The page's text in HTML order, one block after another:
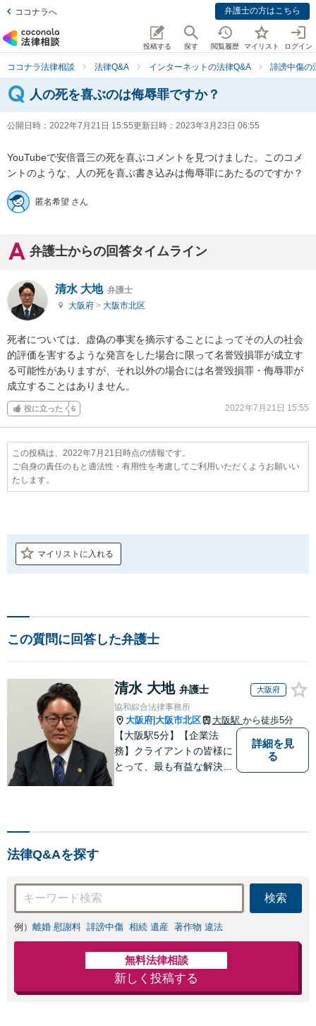
ココナラへ 弁護士の方はこちら
投稿する 探す 閲覧履歴 マイリスト ログイン
ココナラ法律相談 法律Q&A インターネットの法律Q&A 誹謗中傷の
人の死を喜ぶのは侮辱罪ですか？
公開日時： 2022年7月21日 15:55更新日時： 2023年3月23日 06:55
YouTubeで安倍晋三の死を喜ぶコメントを見つけました。このコメ
ントのような、人の死を喜ぶ書き込みは侮辱罪にあたるのですか？
匿名希望 さん
弁護士からの回答タイムライン
清水 大地 弁護士
大阪府 > 大阪市北区
死者については、虚偽の事実を摘示することによってその人の社会
的評価を害するような発言をした場合に限って名誉毀損罪が成立す
る可能性がありますが、それ以外の場合には名誉毀損罪・侮辱罪が
成立することはありません。
役に立った 6 2022年7月21日 15:55
この投稿は、2022年7月21日時点の情報です。
ご自身の責任のもと適法性・有用性を考慮してご利用いただくようお願いい
たします。
マイリストに入れる
この質問に回答した弁護士
清水 大地 弁護士 大阪府
協和綜合法律事務所
大阪府 大阪市北区 大阪駅 から徒歩5分
【大阪駅5分】【企業法
務】クライアントの皆様に
とって、最も有益な解決は
詳細を見
る
法律Q&Aを探す
検索
例） 離婚 慰謝料 誹謗中傷 相続 遺産 著作物 違法
無料法律相談
新しく投稿する